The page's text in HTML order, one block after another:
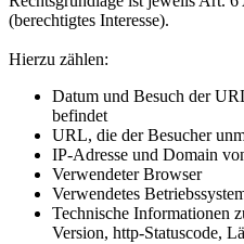
(berechtigtes Interesse).
Hierzu zählen:
Datum und Besuch der
befindet
URL, die der Besucher
IP-Adresse und Domain
Verwendeter Browser
Verwendetes
Technische Informationen
Version, http-Statuscode,